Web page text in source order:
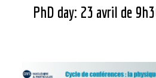
PhD day: 23 avril de